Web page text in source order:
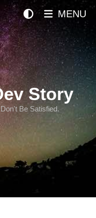
Story
Be Satisfied.
MENU